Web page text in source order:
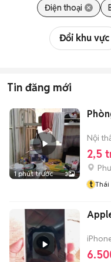
Điện thoại
Đổi khu vực
Tin đăng mới
1 phút trước 3
Nội
2,5
t Thái